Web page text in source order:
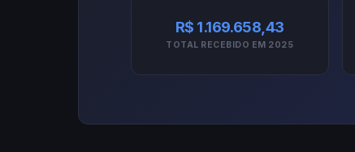
R$ 1.169.658,43
TOTAL RECEBIDO EM 2025